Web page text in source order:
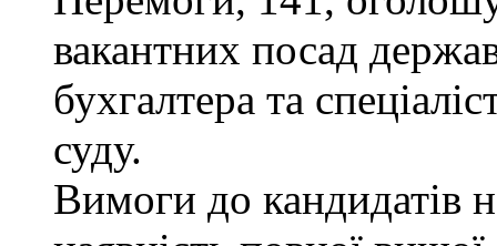
вакантних посад
бухгалтера та
суду.
Вимоги до кандидатів